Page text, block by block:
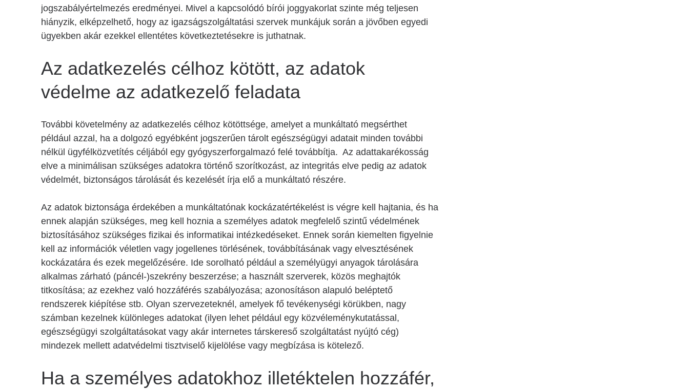
jogszabályértelmezés eredményei. Mivel a kapcsolódó bírói joggyakorlat szinte még teljesen
hiányzik, elképzelhető, hogy az igazságszolgáltatási szervek munkájuk során a jövőben egyedi
ügyekben akár ezekkel ellentétes következtetésekre is juthatnak.
Az adatkezelés célhoz kötött, az adatok
védelme az adatkezelő feladata
További követelmény az adatkezelés célhoz kötöttsége, amelyet a munkáltató megsérthet
például azzal, ha a dolgozó egyébként jogszerűen tárolt egészségügyi adatait minden további
nélkül ügyfélközvetítés céljából egy gyógyszerforgalmazó felé továbbítja. Az adattakarékosság
elve a minimálisan szükséges adatokra történő szorítkozást, az integritás elve pedig az adatok
védelmét, biztonságos tárolását és kezelését írja elő a munkáltató részére.
Az adatok biztonsága érdekében a munkáltatónak kockázatértékelést is végre kell hajtania, és ha
ennek alapján szükséges, meg kell hoznia a személyes adatok megfelelő szintű védelmének
biztosításához szükséges fizikai és informatikai intézkedéseket. Ennek során kiemelten figyelnie
kell az információk véletlen vagy jogellenes törlésének, továbbításának vagy elvesztésének
kockázatára és ezek megelőzésére. Ide sorolható például a személyügyi anyagok tárolására
alkalmas zárható (páncél-)szekrény beszerzése; a használt szerverek, közös meghajtók
titkosítása; az ezekhez való hozzáférés szabályozása; azonosításon alapuló beléptető
rendszerek kiépítése stb. Olyan szervezeteknél, amelyek fő tevékenységi körükben, nagy
számban kezelnek különleges adatokat (ilyen lehet például egy közvéleménykutatással,
egészségügyi szolgáltatásokat vagy akár internetes társkereső szolgáltatást nyújtó cég)
mindezek mellett adatvédelmi tisztviselő kijelölése vagy megbízása is kötelező.
Ha a személyes adatokhoz illetéktelen hozzáfér,